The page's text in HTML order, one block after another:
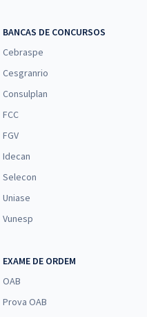
BANCAS DE CONCURSOS
Cebraspe
Cesgranrio
Consulplan
FCC
FGV
Idecan
Selecon
Uniase
Vunesp
EXAME DE ORDEM
OAB
Prova OAB